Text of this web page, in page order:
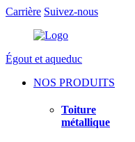
Carrière Suivez-nous
Égout et aqueduc
NOS PRODUITS
Toiture
métallique